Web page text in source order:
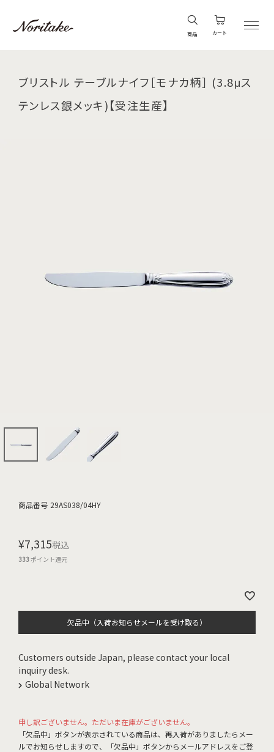
商品 カート
ブリストル テーブルナイフ［モナカ柄］ (3.8μス
テンレス銀メッキ)【受注生産】
商品番号 29AS038/04HY
¥7,315税込
333ポイント還元
欠品中（入荷お知らせメールを受け取る）
Customers outside Japan, please contact your local
inquiry desk.
Global Network
申し訳ございません。ただいま在庫がございません。
「欠品中」ボタンが表示されている商品は、再入荷がありましたらメー
ルでお知らせしますので、「欠品中」ボタンからメールアドレスをご登